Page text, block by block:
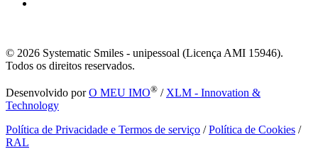
© 2026 Systematic Smiles - unipessoal (Licença AMI 15946).
Todos os direitos reservados.
Desenvolvido porO MEU IMO® / XLM - Innovation &
Technology
Política de Privacidade e Termos de serviço /Política de Cookies /
RAL